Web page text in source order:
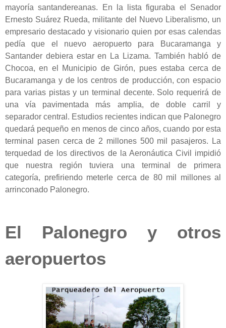
mayoría santandereanas. En la lista figuraba el Senador
Ernesto Suárez Rueda, militante del Nuevo Liberalismo, un
empresario destacado y visionario quien por esas calendas
pedía que el nuevo aeropuerto para Bucaramanga y
Santander debiera estar en La Lizama. También habló de
Chocoa, en el Municipio de Girón, pues estaba cerca de
Bucaramanga y de los centros de producción, con espacio
para varias pistas y un terminal decente. Solo requerirá de
una vía pavimentada más amplia, de doble carril y
separador central. Estudios recientes indican que Palonegro
quedará pequeño en menos de cinco años, cuando por esta
terminal pasen cerca de 2 millones 500 mil pasajeros. La
terquedad de los directivos de la Aeronáutica Civil impidió
que nuestra región tuviera una terminal de primera
categoría, prefiriendo meterle cerca de 80 mil millones al
arrinconado Palonegro.
El Palonegro y otros
aeropuertos